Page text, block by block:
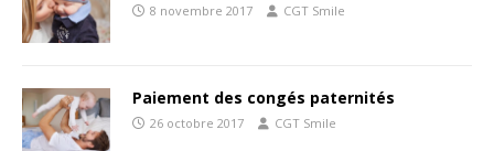
8 novembre 2017 CGT Smile
Paiement des congés paternités
26 octobre 2017 CGT Smile